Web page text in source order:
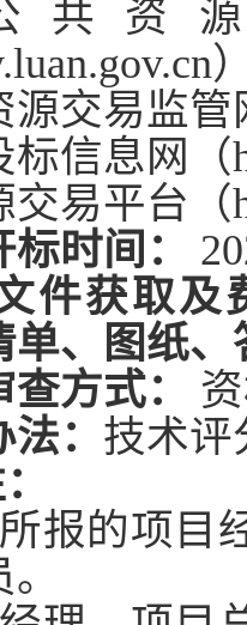
共资
luan.gov.cn
源交易监管
标信息网（
交易平台（
时间：
件获取及
单、图纸
方式：
： 技术评
报的项目